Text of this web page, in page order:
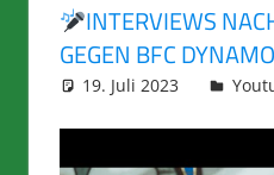
INTERVIEWS
GEGEN BFC
19. Juli 2023